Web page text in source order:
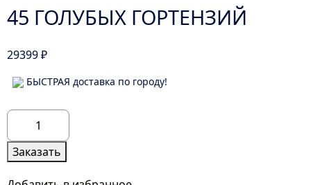
45 ГОЛУБЫХ ГОРТЕНЗИЙ
29399₽
БЫСТРАЯ доставка по городу!
Количество
товара
45
Голубых
Гортензий
Заказать